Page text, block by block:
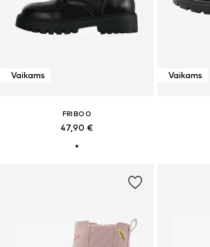
Vaikams
FRIBOO
47,90 €
Vaikams